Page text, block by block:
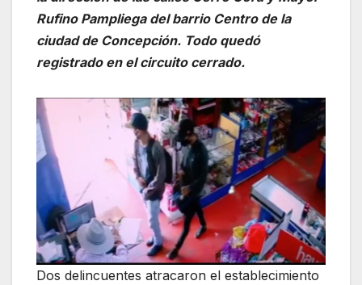
Rufino Pampliega del barrio Centro de la
ciudad de Concepción. Todo quedó
registrado en el circuito cerrado.
Dos delincuentes atracaron el establecimiento